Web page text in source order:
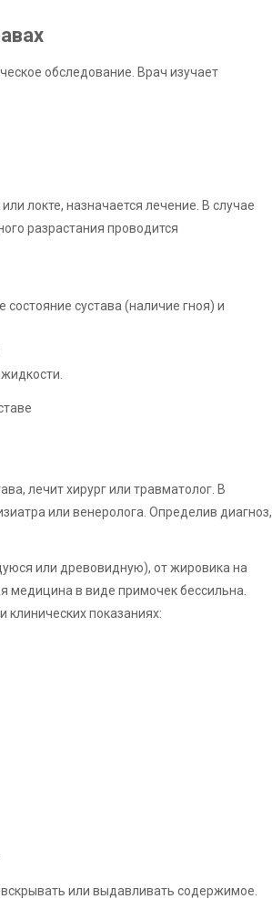
обследование. Врач изучает
локте, назначается лечение. В случае
разрастания проводится
сустава (наличие гноя) и
лечит хирург или травматолог. В
или венеролога. Определив диагноз,
или древовидную), от жировика на
медицина в виде примочек бессильна.
показаниях:
или выдавливать содержимое.